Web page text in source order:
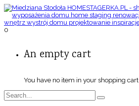
0
An empty cart
You have no item in your shopping cart